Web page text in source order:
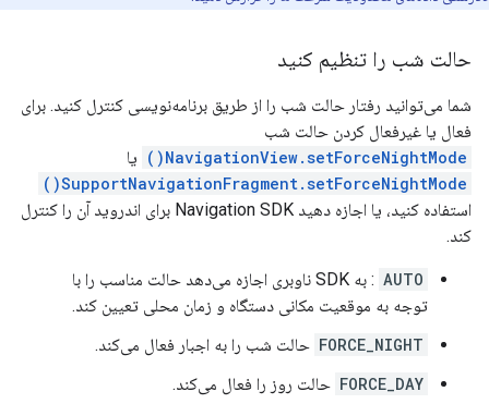
حالت شب را تنظیم کنید
شما می‌توانید رفتار حالت شب را از طریق برنامه‌نویسی کنترل کنید. برای
فعال یا غیرفعال کردن حالت شب
NavigationView.setForceNightMode()
یا
SupportNavigationFragment.setForceNightMode()
استفاده کنید، یا اجازه دهید Navigation SDK برای اندروید آن را کنترل
کند.
AUTO
: به SDK ناوبری اجازه می‌دهد حالت مناسب را با
توجه به موقعیت مکانی دستگاه و زمان محلی تعیین کند.
FORCE_NIGHT حالت شب را به اجبار فعال می‌کند.
FORCE_DAY حالت روز را فعال می‌کند.